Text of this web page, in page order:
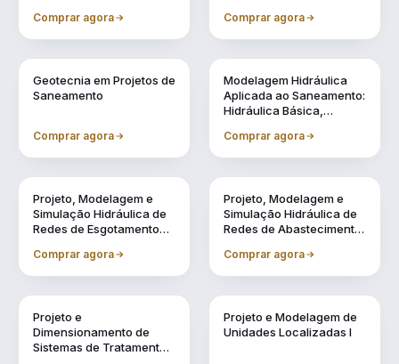
Comprar agora Comprar agora
Geotecnia em Projetos de
Saneamento
Comprar agora
Modelagem Hidráulica
Aplicada ao Saneamento:
Hidráulica Básica,
Reservação
Comprar agora
Projeto, Modelagem e
Simulação Hidráulica de
Redes de Esgotamento
Comprar agora
Projeto, Modelagem e
Simulação Hidráulica de
Redes de Abastecimento
Comprar agora
Projeto e
Dimensionamento de
Sistemas de Tratamento
Projeto e Modelagem de
Unidades Localizadas I